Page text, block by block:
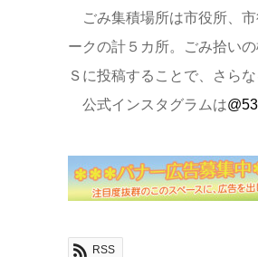
ごみ集積場所は市役所、市
ークの計５カ所。ごみ拾い
Ｓに投稿することで、さら
公式インスタグラムは
RSS